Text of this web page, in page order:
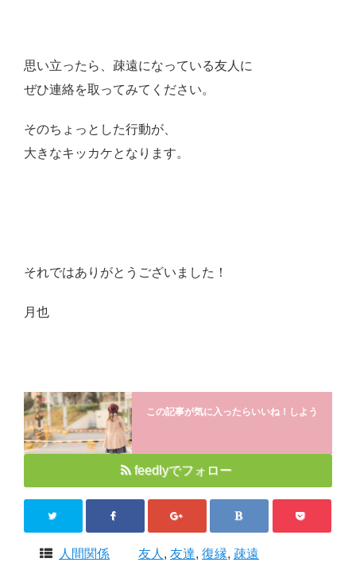
思い立ったら、疎遠になっている友人に
ぜひ連絡を取ってみてください。
そのちょっとした行動が、
大きなキッカケとなります。
それではありがとうございました！
月也
この記事が気に入ったらいいね！しよう
feedlyでフォロー
人間関係 友人, 友達, 復縁, 疎遠